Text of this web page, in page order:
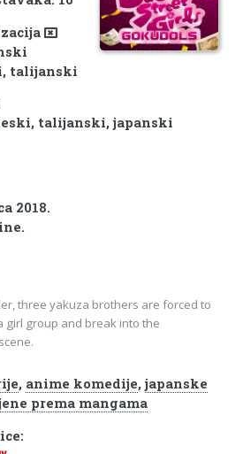
talijanski
talijanski, japanski
2018.
three yakuza brothers are forced to
girl group and break into the
, anime komedije, japanske
prema mangama